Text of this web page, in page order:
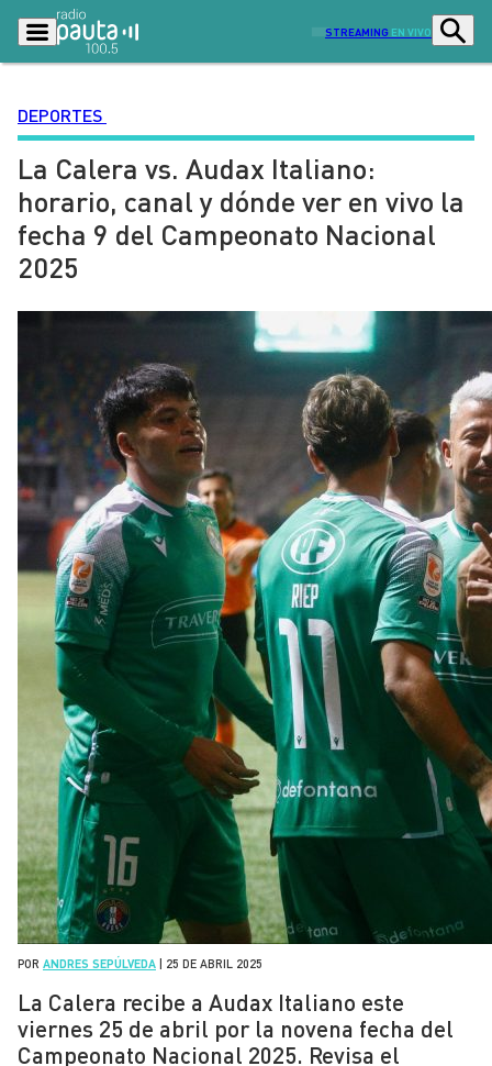
STREAMING EN VIVO
Podcasts
Lo Último Actualidad
Ciudad Economía
Entretención y Cultura Opinión
Dato en Pauta Señal 2
Contenido Patrocinado
DEPORTES
La Calera vs. Audax Italiano:
horario, canal y dónde ver en vivo la
fecha 9 del Campeonato Nacional
2025
POR ANDRES SEPÚLVEDA 25 DE ABRIL 2025
La Calera recibe a Audax Italiano este
viernes 25 de abril por la novena fecha del
Campeonato Nacional 2025. Revisa el